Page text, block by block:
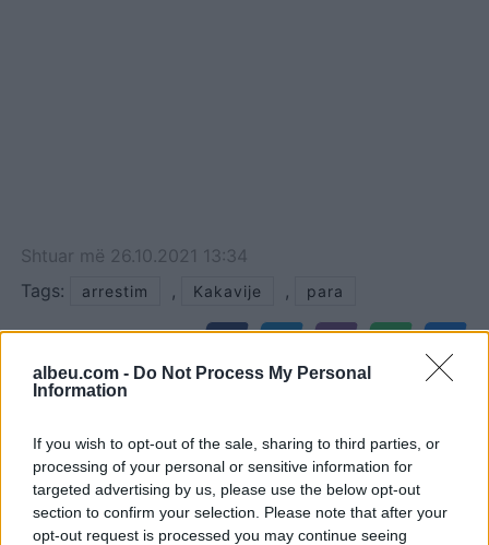
albeu.com - Do Not Process My Personal
Information
If you wish to opt-out of the sale, sharing to third parties, or
processing of your personal or sensitive information for
targeted advertising by us, please use the below opt-out
section to confirm your selection. Please note that after your
opt-out request is processed you may continue seeing
Shtuar më 26.10.2021 13:34
Tags:
arrestim , Kakavije , para